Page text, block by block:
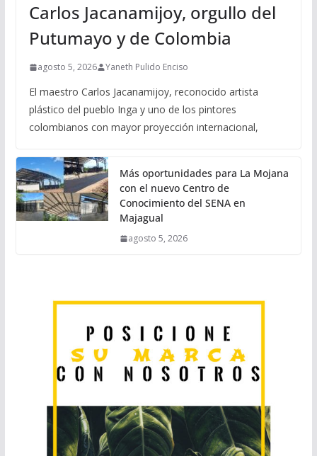
Carlos Jacanamijoy, orgullo del
Putumayo y de Colombia
agosto 5, 2026 Yaneth Pulido Enciso
El maestro Carlos Jacanamijoy, reconocido artista
plástico del pueblo Inga y uno de los pintores
colombianos con mayor proyección internacional,
Más oportunidades para La Mojana
con el nuevo Centro de
Conocimiento del SENA en
Majagual
agosto 5, 2026